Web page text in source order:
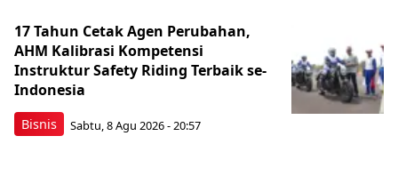
Bisnis
17 Tahun Cetak Agen Perubahan,
AHM Kalibrasi Kompetensi
Instruktur Safety Riding Terbaik se-
Indonesia
Sabtu, 8 Agu 2026 - 20:57